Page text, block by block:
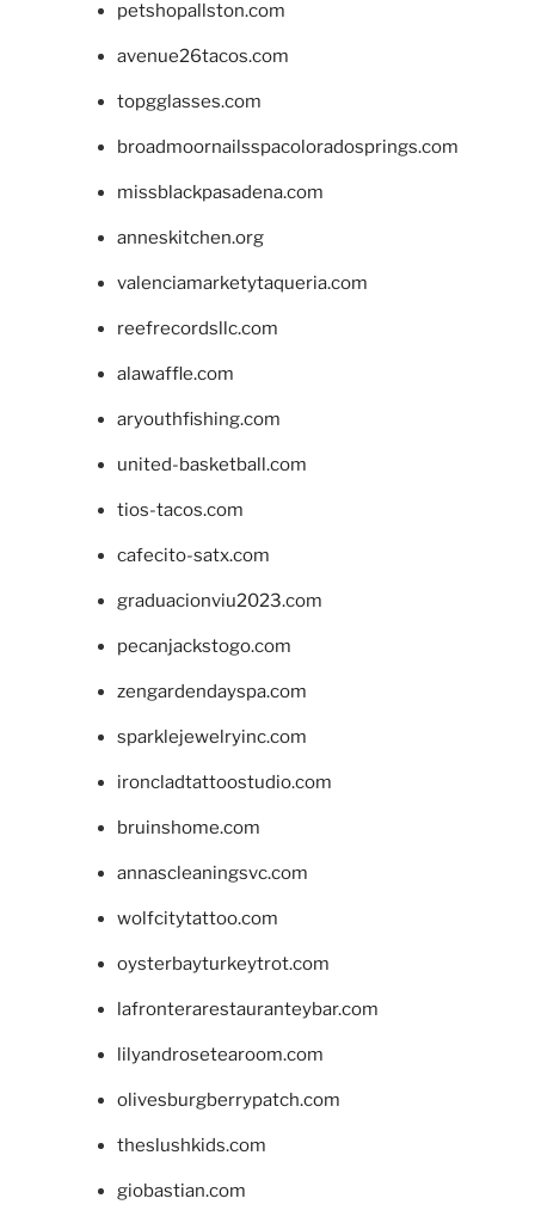
petshopallston.com
avenue26tacos.com
topgglasses.com
broadmoornailsspacoloradosprings.com
missblackpasadena.com
anneskitchen.org
valenciamarketytaqueria.com
reefrecordsllc.com
alawaffle.com
aryouthfishing.com
united-basketball.com
tios-tacos.com
cafecito-satx.com
graduacionviu2023.com
pecanjackstogo.com
zengardendayspa.com
sparklejewelryinc.com
ironcladtattoostudio.com
bruinshome.com
annascleaningsvc.com
wolfcitytattoo.com
oysterbayturkeytrot.com
lafronterarestauranteybar.com
lilyandrosetearoom.com
olivesburgberrypatch.com
theslushkids.com
giobastian.com